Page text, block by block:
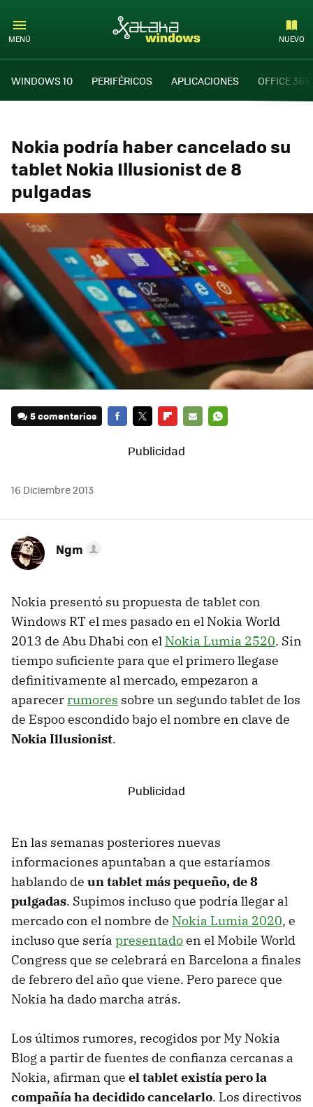
MENÚ NUEVO
WINDOWS 10 PERIFÉRICOS APLICACIONES OFFICE 365
Nokia podría haber cancelado su
tablet Nokia Illusionist de 8
pulgadas
5 comentarios
MAIL
16 Diciembre 2013
Ngm
Nokia presentó su propuesta de tablet con
Windows RT el mes pasado en el Nokia World
2013 de Abu Dhabi con el Nokia Lumia 2520. Sin
tiempo suficiente para que el primero llegase
definitivamente al mercado, empezaron a
aparecer rumores sobre un segundo tablet de los
de Espoo escondido bajo el nombre en clave de
Nokia Illusionist.
En las semanas posteriores nuevas
informaciones apuntaban a que estaríamos
hablando de un tablet más pequeño, de 8
pulgadas. Supimos incluso que podría llegar al
mercado con el nombre de Nokia Lumia 2020, e
incluso que sería presentadoen el Mobile World
Congress que se celebrará en Barcelona a finales
de febrero del año que viene. Pero parece que
Nokia ha dado marcha atrás.
Los últimos rumores, recogidos por My Nokia
Blog a partir de fuentes de confianza cercanas a
Nokia, afirman que el tablet existía pero la
compañía ha decidido cancelarlo. Los directivos